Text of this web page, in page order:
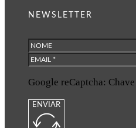
NEWSLETTER
Google reCaptcha:
ENVIAR